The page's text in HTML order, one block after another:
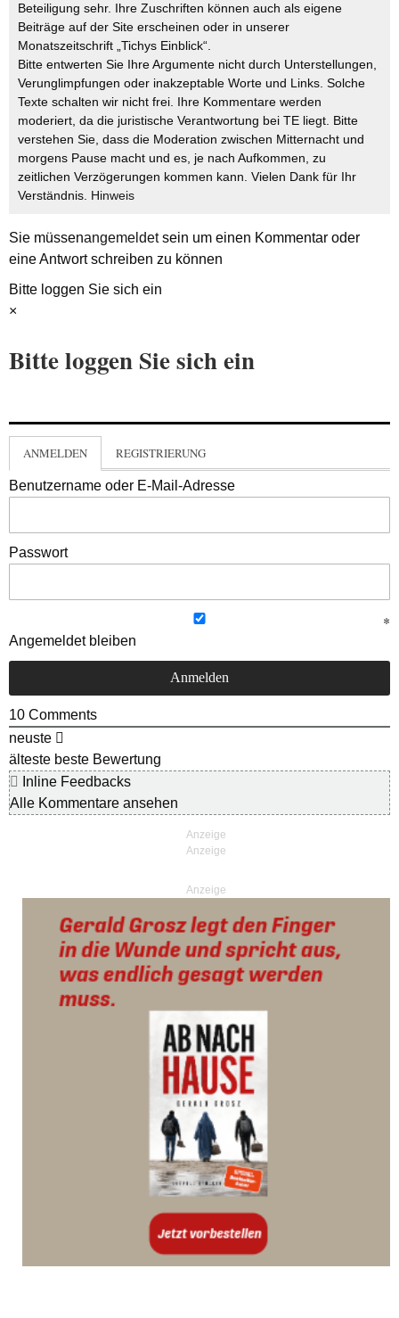
Beteiligung sehr. Ihre Zuschriften können auch als eigene
Beiträge auf der Site erscheinen oder in unserer
Monatszeitschrift „Tichys Einblick“.
Bitte entwerten Sie Ihre Argumente nicht durch Unterstellungen,
Verunglimpfungen oder inakzeptable Worte und Links. Solche
Texte schalten wir nicht frei. Ihre Kommentare werden
moderiert, da die juristische Verantwortung bei TE liegt. Bitte
verstehen Sie, dass die Moderation zwischen Mitternacht und
morgens Pause macht und es, je nach Aufkommen, zu
zeitlichen Verzögerungen kommen kann. Vielen Dank für Ihr
Verständnis. Hinweis
Sie müssenangemeldetsein um einen Kommentar oder
eine Antwort schreiben zu können
Bitte loggen Sie sich ein
×
Bitte loggen Sie sich ein
ANMELDEN REGISTRIERUNG
Benutzername oder E-Mail-Adresse
Passwort
Angemeldet bleiben
10 Comments
neuste
älteste beste Bewertung
Inline Feedbacks
Alle Kommentare ansehen
Anzeige